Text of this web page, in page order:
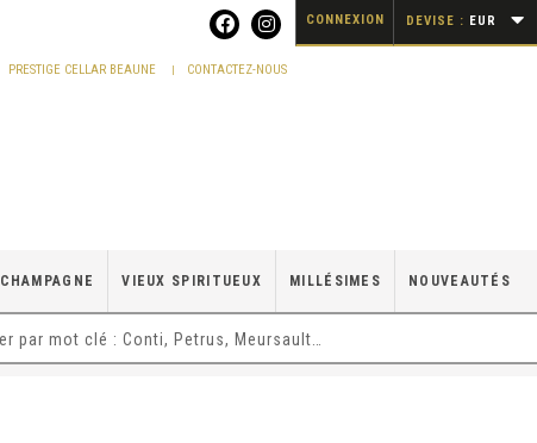
DEVISE : EUR
CONNEXION
PRESTIGE CELLAR BEAUNE CONTACTEZ-NOUS
CHAMPAGNE VIEUX SPIRITUEUX MILLÉSIMES NOUVEAUTÉS